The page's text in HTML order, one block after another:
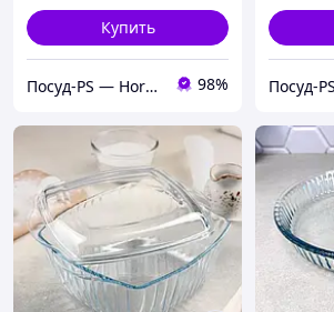
Купить
Посуд-PS — Horeca Посуда Подарки 98%